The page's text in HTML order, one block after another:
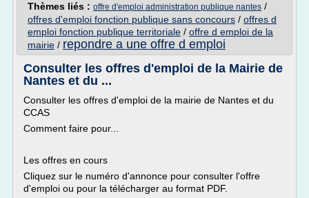
Thèmes liés : offre d'emploi administration publique nantes /
offres d'emploi fonction publique sans concours / offres d
emploi fonction publique territoriale / offre d emploi de la
mairie / repondre a une offre d emploi
Consulter les offres d'emploi de la Mairie de
Nantes et du ...
Consulter les offres d'emploi de la mairie de Nantes et du
CCAS
Comment faire pour...
Les offres en cours
Cliquez sur le numéro d'annonce pour consulter l'offre
d'emploi ou pour la télécharger au format PDF.